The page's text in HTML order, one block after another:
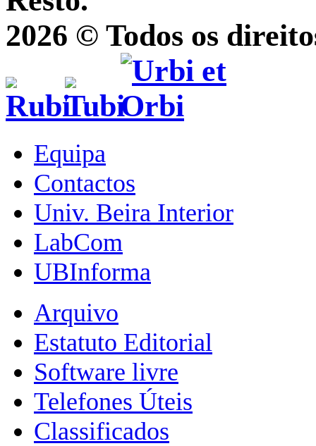
2026 © Todos os
Equipa
Contactos
Univ. Beira Interior
LabCom
UBInforma
Arquivo
Estatuto Editorial
Software livre
Telefones Úteis
Classificados